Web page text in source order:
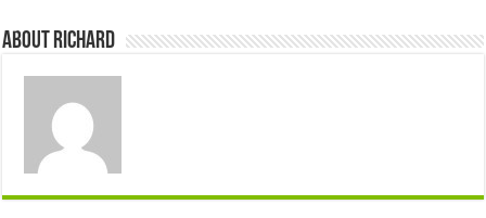
About Richard